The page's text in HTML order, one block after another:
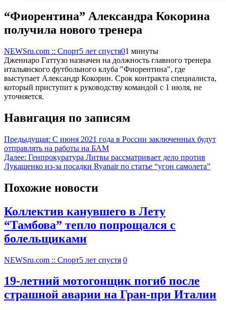
“Фиорентина” Александра Кокорина
получила нового тренера
NEWSru.com :: Спорт5 лет спустя01 минуты
Дженнаро Гаттузо назначен на должность главного тренера
итальянского футбольного клуба "Фиорентина", где
выступает Александр Кокорин. Срок контракта специалиста,
который приступит к руководству командой с 1 июля, не
уточняется.
Навигация по записям
Предыдущая: С июня 2021 года в России заключенных будут
отправлять на работы на БАМ
Далее: Генпрокуратура Литвы рассматривает дело против
Лукашенко из-за посадки Ryanair по статье “угон самолета”
Похожие новости
Коллектив канувшего в Лету
“Тамбова” тепло попрощался с
болельщиками
NEWSru.com :: Спорт5 лет спустя 0
19-летний мотогонщик погиб после
страшной аварии на Гран-при Италии